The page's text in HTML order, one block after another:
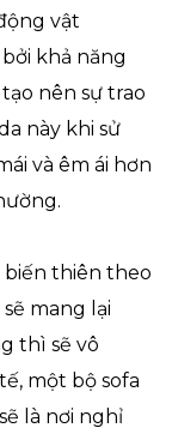
vật
khả năng
nên sự trao
này khi sử
và êm ái hơn
thiên theo
mang lại
thì sẽ vô
một bộ sofa
là nơi nghỉ